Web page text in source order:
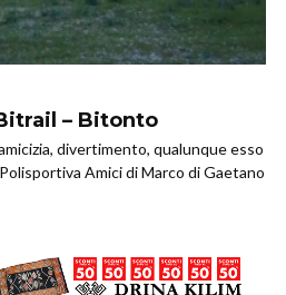
– Bitonto
divertimento, qualunque esso
Amici di Marco di Gaetano